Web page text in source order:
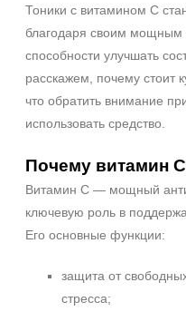
После пилинга
Результат
Гладкость
Показать еще
Область применения
Веки
Лицо
Показать еще
Тоники с витамином C
благодаря своим мощным
способности улучшать
расскажем, почему стоит
что обратить внимание
использовать средство.
Почему витамин
Витамин C — мощный
ключевую роль в
Его основные функции:
защита от
стресса;